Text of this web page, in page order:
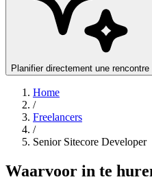
Planifier directement une rencontre
Home
/
Freelancers
/
Senior Sitecore Developer
Waarvoor in te